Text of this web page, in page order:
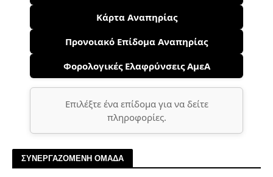
Κάρτα Αναπηρίας
Προνοιακό Επίδομα Αναπηρίας
Φορολογικές Ελαφρύνσεις ΑμεΑ
Επιλέξτε ένα επίδομα για να δείτε
πληροφορίες.
ΣΥΝΕΡΓΑΖΟΜΕΝΗ ΟΜΑΔΑ